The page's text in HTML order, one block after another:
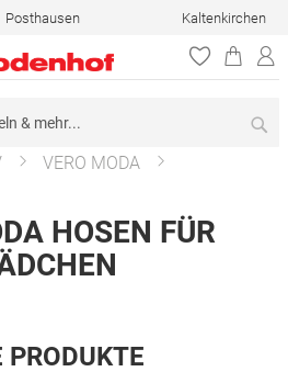
Posthausen Kaltenkirchen
VERO MODA
HOSEN FÜR
PRODUKTE